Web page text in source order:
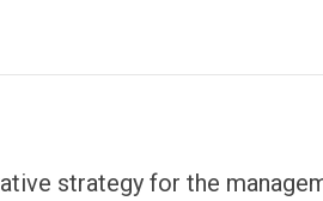
strategy for the